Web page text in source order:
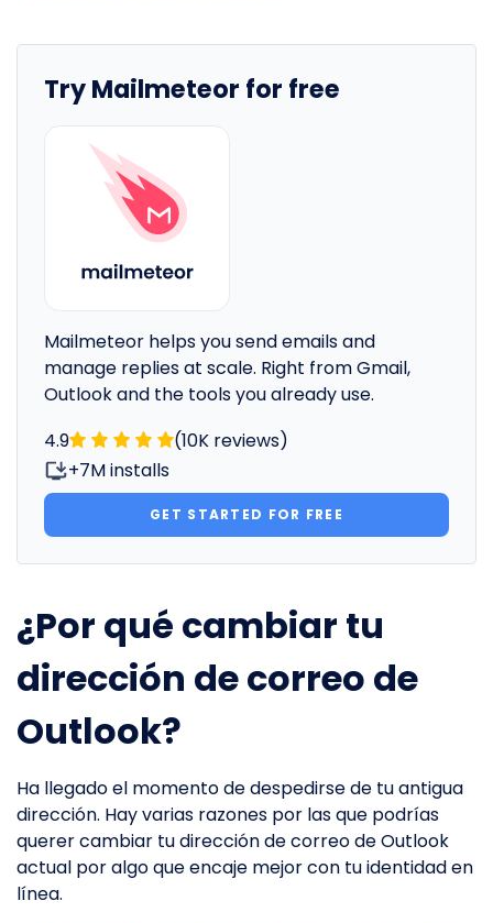
Try Mailmeteor for free
Mailmeteor helps you send emails and
manage replies at scale. Right from Gmail,
Outlook and the tools you already use.
4.9
(10K reviews)
+7M installs
GET STARTED FOR FREE
¿Por qué cambiar tu
dirección de correo de
Outlook?
Ha llegado el momento de despedirse de tu antigua
dirección. Hay varias razones por las que podrías
querer cambiar tu dirección de correo de Outlook
actual por algo que encaje mejor con tu identidad en
línea.